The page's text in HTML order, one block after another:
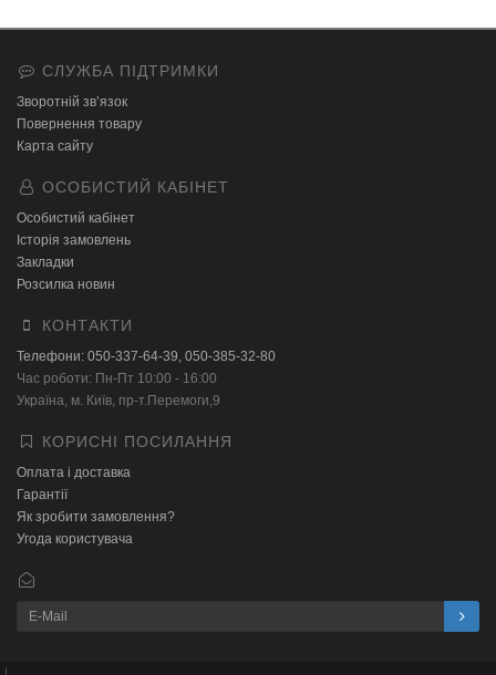
СЛУЖБА ПІДТРИМКИ
Зворотній зв’язок
Повернення товару
Карта сайту
ОСОБИСТИЙ КАБІНЕТ
Особистий кабінет
Історія замовлень
Закладки
Розсилка новин
КОНТАКТИ
Телефони: 050-337-64-39, 050-385-32-80
Час роботи: Пн-Пт 10:00 - 16:00
Українa, м. Київ, пр-т.Перемоги,9
КОРИСНІ ПОСИЛАННЯ
Оплата і доставка
Гарантії
Як зробити замовлення?
Угода користувача